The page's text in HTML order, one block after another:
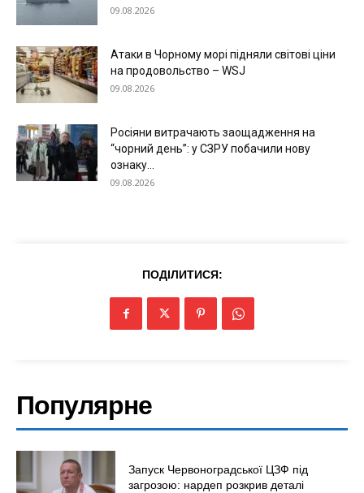
Меню
Київ
Економіка
Політика
09.08.2026
Атаки в Чорному морі підняли світові ціни
на продовольство – WSJ
09.08.2026
Росіяни витрачають заощадження на
“чорний день”: у СЗРУ побачили нову
ознаку...
09.08.2026
ПОДІЛИТИСЯ:
Популярне
Запуск Червоноградської ЦЗФ під
загрозою: нардеп розкрив деталі